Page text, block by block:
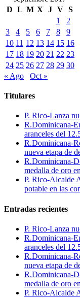
D L M X J V S
1
2
3
4 5 6 7 8
9
10 11 12 13 14 15 16
17 18 19 20 21 22 23
24 25 26 27 28 29 30
« Ago
Oct »
Titulares
P. Rico-Lanza
R.Dominicana-
aranceles del
R.Dominicana-
nueva etapa de
R.Dominicana-
medalla de oro
P. Rico-Alcalde
potable en las
Entradas recientes
P. Rico-Lanza
R.Dominicana-
aranceles del
R.Dominicana-
nueva etapa de
R.Dominicana-
medalla de oro
P. Rico-Alcalde